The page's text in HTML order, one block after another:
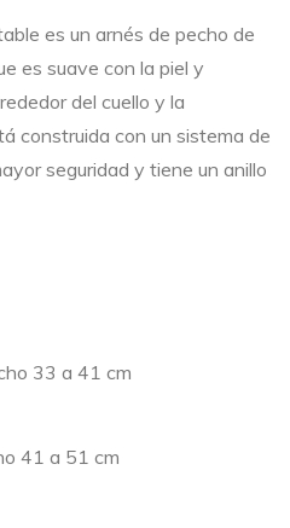
es un arnés de pecho de
es suave con la piel y
del cuello y la
construida con un sistema de
seguridad y tiene un anillo
33 a 41 cm
41 a 51 cm